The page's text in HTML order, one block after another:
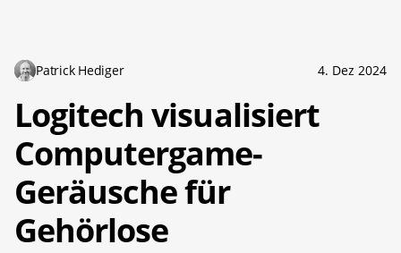
Patrick Hediger 4. Dez 2024
Logitech visualisiert
Computergame-
Geräusche für
Gehörlose